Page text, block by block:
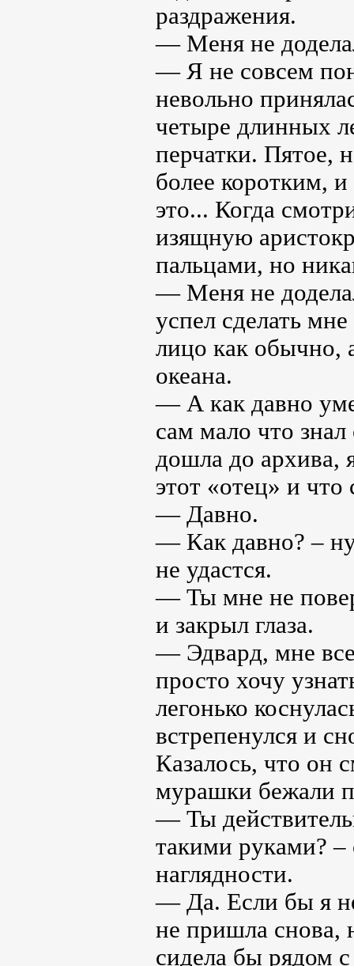
раздражения.
— Меня не
— Я не совсем
невольно
четыре длинных
перчатки. Пятое,
более коротким,
это... Когда
изящную
пальцами, но
— Меня не
успел сделать
лицо как обычно,
океана.
— А как давно
сам мало что
дошла до архива,
этот «отец» и
— Давно.
— Как давно? – ну
не удастся.
— Ты мне не
и закрыл глаза.
— Эдвард, мне все
просто хочу
легонько
встрепенулся и
Казалось, что он
мурашки бежали
— Ты
такими руками? –
наглядности.
— Да. Если бы я
не пришла снова,
сидела бы рядом